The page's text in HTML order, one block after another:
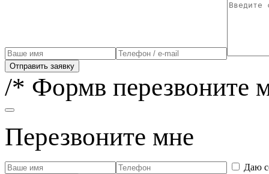
Отправить заявку
/* Формв перезвоните
Перезвоните мне
Даю